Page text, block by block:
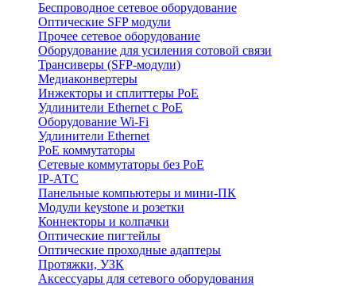
Беспроводное сетевое оборудование
Оптические SFP модули
Прочее сетевое оборудование
Оборудование для усиления сотовой связи
Трансиверы (SFP-модули)
Медиаконвертеры
Инжекторы и сплиттеры PoE
Удлинители Ethernet с PoE
Оборудование Wi-Fi
Удлинители Ethernet
PoE коммутаторы
Сетевые коммутаторы без PoE
IP-АТС
Панельные компьютеры и мини-ПК
Модули keystone и розетки
Коннекторы и колпачки
Оптические пигтейлы
Оптические проходные адаптеры
Протяжки, УЗК
Аксессуары для сетевого оборудования